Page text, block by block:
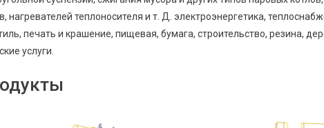
теплоносителя и т. Д. электроэнергетика,
печать и крашение, пищевая, бумага, строительство, резина,
услуги.